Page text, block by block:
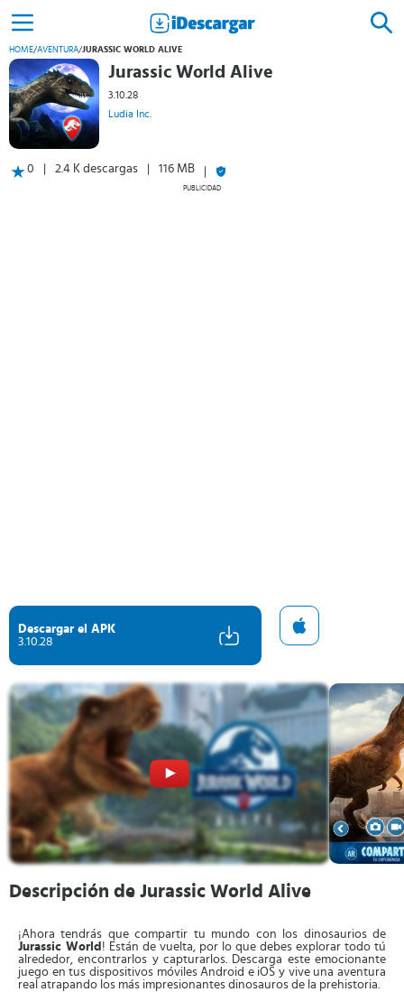
HOME/AVENTURA/JURASSIC WORLD ALIVE
Jurassic World Alive
3.10.28
Ludia Inc.
0 2.4 K descargas 116 MB
PUBLICIDAD
Descargar el APK
3.10.28
Descripción de Jurassic World Alive
¡Ahora tendrás que compartir tu mundo con los dinosaurios de
Jurassic World ! Están de vuelta, por lo que debes explorar todo tú
alrededor, encontrarlos y capturarlos. Descarga este emocionante
juego en tus dispositivos móviles Android e iOS y vive una aventura
real atrapando los más impresionantes dinosauros de la prehistoria.